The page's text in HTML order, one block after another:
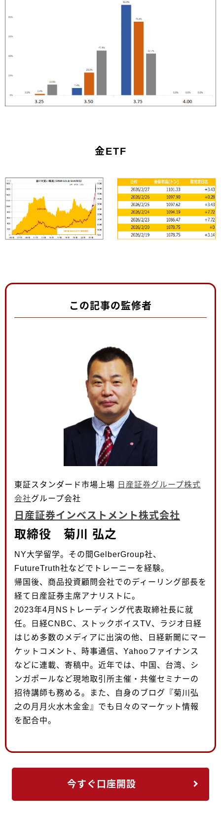
金ETF
この記事の監修者
東証スタンダード市場上場 日産証券グループ株式
会社グループ会社
日産証券インベストメント株式会社
取締役 菊川 弘之
NY大学留学。その間GelberGroup社、
FutureTruth社などでトレーニーを経験。
帰国後、商品投資顧問会社でのディーリング部長を
経て日産証券主席アナリストに。
2023年4月NSトレーディング代表取締社長に就
任。日経CNBC、ストックボイスTV、ラジオ日経
はじめ多数のメディアに出演の他、日経新聞にマー
ケットコメント、時事通信、Yahooファイナンス
などに連載、寄稿中。近年では、中国、台湾、シ
ンガポールなど現地取引所主催・共催セミナーの
招待講師も務める。また、自身のブログ『菊川弘
之の月月火水木金金』でも日々のマーケット情報
を配合中。
今すぐ口座開設